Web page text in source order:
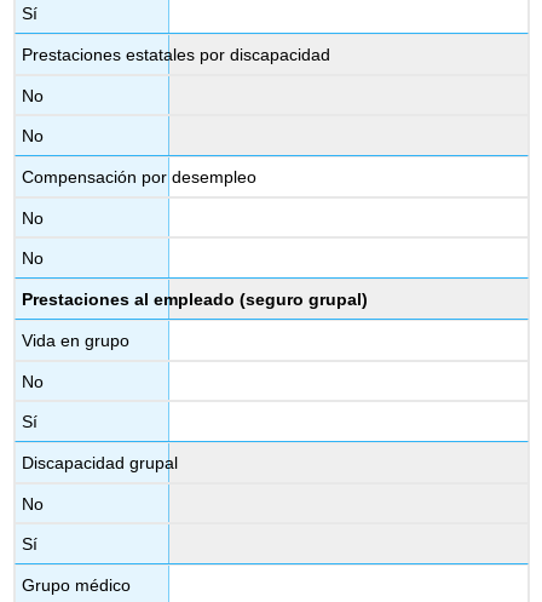
Sí
Prestaciones estatales por discapacidad
No
No
Compensación por desempleo
No
No
Prestaciones al empleado (seguro grupal)
Vida en grupo
No
Sí
Discapacidad grupal
No
Sí
Grupo médico